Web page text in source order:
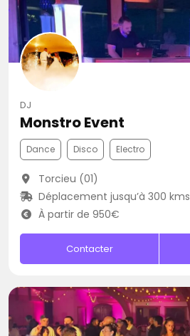
DJ
Monstro Event
Dance Disco Electro
Torcieu (01)
Déplacement jusqu’à 300 kms
À partir de 950€
Contacter